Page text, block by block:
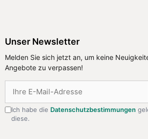
Unser Newsletter
Melden Sie sich jetzt an, um keine
Angebote zu verpassen!
Ich habe die Datenschutzbestimmungen
diese.
zu verpassen!
Abonnieren